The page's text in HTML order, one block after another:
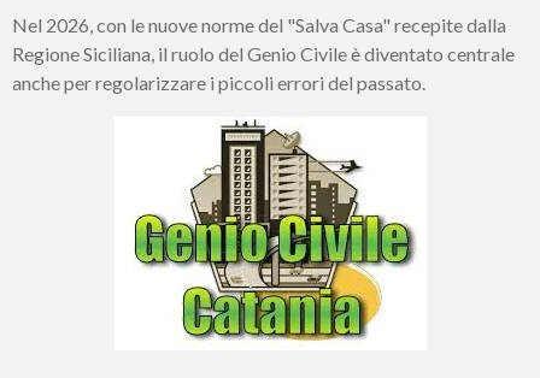
Nel 2026, con le nuove norme del "Salva Casa" recepite dalla
Regione Siciliana, il ruolo del Genio Civile è diventato centrale
anche per regolarizzare i piccoli errori del passato.